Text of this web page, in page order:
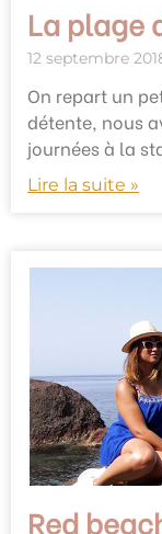
La plage
12 septembre
On repart un
détente, nous
journées à la
Lire la suite »
Red